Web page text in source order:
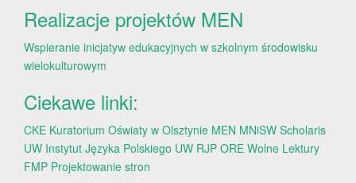
Realizacje projektów MEN
Wspieranie inicjatyw edukacyjnych w szkolnym środowisku
wielokulturowym
Ciekawe linki:
CKE Kuratorium Oświaty w Olsztynie MEN MNiSW Scholaris
UW Instytut Języka Polskiego UW RJP ORE Wolne Lektury
FMP Projektowanie stron